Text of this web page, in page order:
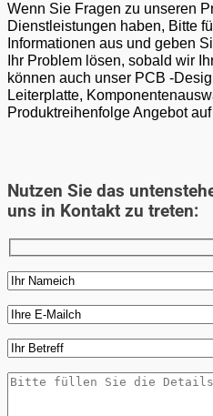
Wenn Sie Fragen zu unseren
Dienstleistungen haben, Bitte
Informationen aus und geben
Ihr Problem lösen, sobald wir
können auch unser PCB -
Leiterplatte,
Produktreihenfolge Angebot
Nutzen Sie das
uns in Kontakt zu treten: